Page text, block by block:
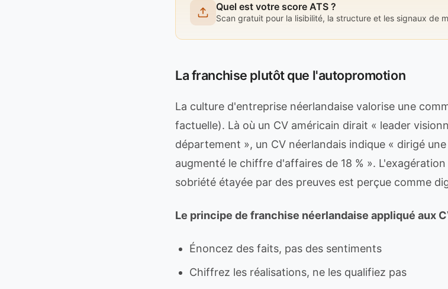
Quel est votre score ATS ?
Scan gratuit pour la lisibilité, la structure et les signaux de
La franchise plutôt que l'autopromotion
La culture d'entreprise néerlandaise valorise une
factuelle). Là où un CV américain dirait « leader
département », un CV néerlandais indique « dirigé
augmenté le chiffre d'affaires de 18 % ».
sobriété étayée par des preuves est perçue comme
Le principe de franchise néerlandaise appliqué aux
Énoncez des faits, pas des sentiments
Chiffrez les réalisations, ne les qualifiez pas